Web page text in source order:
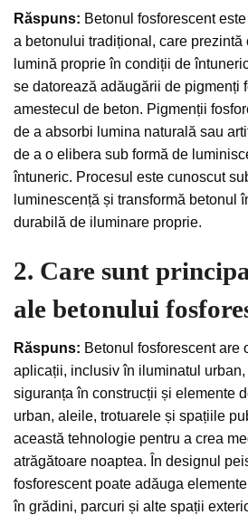
Răspuns: Betonul fosforescent
a betonului tradițional, care prezintă
lumină proprie în condiții de
se datorează adăugării de pigmenți
amestecul de beton. Pigmenții
de a absorbi lumina naturală sau
de a o elibera sub formă de
întuneric. Procesul este cunoscut
luminescență și transformă betonul
durabilă de iluminare proprie.
2. Care sunt
ale betonului
Răspuns: Betonul fosforescent are
aplicații, inclusiv în iluminatul
siguranța în construcții și elemente
urban, aleile, trotuarele și spațiile
această tehnologie pentru a crea
atrăgătoare noaptea. În designul
fosforescent poate adăuga
în grădini, parcuri și alte spații